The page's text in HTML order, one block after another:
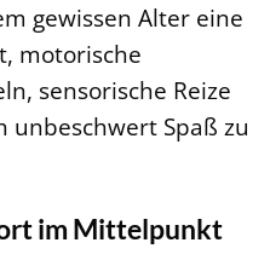
gewissen Alter eine
motorische
sensorische Reize
Spaß zu
im Mittelpunkt